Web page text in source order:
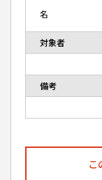
名
対象者
備考
こ